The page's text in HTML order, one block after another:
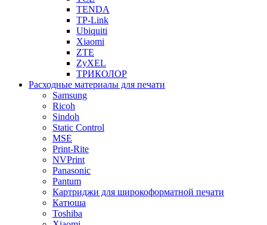
TENDA
TP-Link
Ubiquiti
Xiaomi
ZTE
ZyXEL
ТРИКОЛОР
Расходные материалы для печати
Samsung
Ricoh
Sindoh
Static Control
MSE
Print-Rite
NVPrint
Panasonic
Pantum
Картриджи для широкоформатной печати
Катюша
Toshiba